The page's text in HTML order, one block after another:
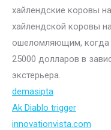
хайлендские коровы
хайлендской коровы
ошеломляющим, когда
25000 долларов в
экстерьера.
demasipta
Ak Diablo trigger
innovationvista.com